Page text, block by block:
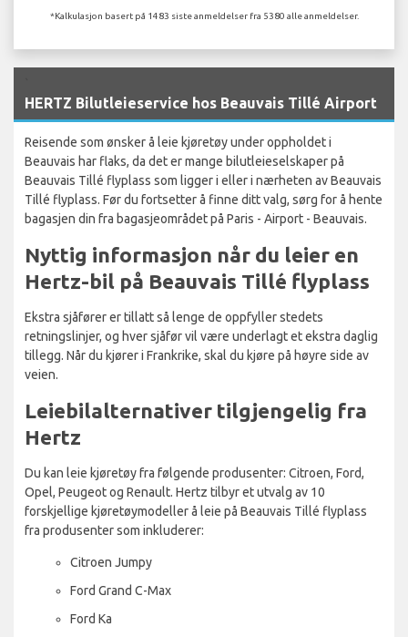
*Kalkulasjon basert på 1483 siste anmeldelser fra 5380 alle anmeldelser.
HERTZ Bilutleieservice hos Beauvais Tillé Airport
Reisende som ønsker å leie kjøretøy under oppholdet i
Beauvais har flaks, da det er mange bilutleieselskaper på
Beauvais Tillé flyplass som ligger i eller i nærheten av Beauvais
Tillé flyplass. Før du fortsetter å finne ditt valg, sørg for å hente
bagasjen din fra bagasjeområdet på Paris - Airport - Beauvais.
Nyttig informasjon når du leier en
Hertz-bil på Beauvais Tillé flyplass
Ekstra sjåfører er tillatt så lenge de oppfyller stedets
retningslinjer, og hver sjåfør vil være underlagt et ekstra daglig
tillegg. Når du kjører i Frankrike, skal du kjøre på høyre side av
veien.
Leiebilalternativer tilgjengelig fra
Hertz
Du kan leie kjøretøy fra følgende produsenter: Citroen, Ford,
Opel, Peugeot og Renault. Hertz tilbyr et utvalg av 10
forskjellige kjøretøymodeller å leie på Beauvais Tillé flyplass
fra produsenter som inkluderer:
Citroen Jumpy
Ford Grand C-Max
Ford Ka